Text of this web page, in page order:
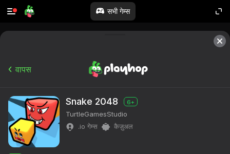
सभी गेम्स
वापस
Snake 2048 6+
TurtleGamesStudio
.io गेम्स
कैज़ुअल